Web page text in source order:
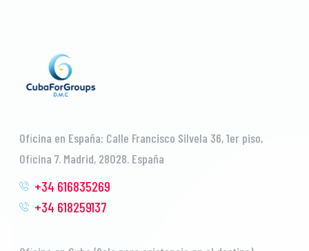
Oficina en España: Calle Francisco Silvela 36, 1er piso,
Oficina 7. Madrid, 28028. España
+34 616835269
+34 618259137